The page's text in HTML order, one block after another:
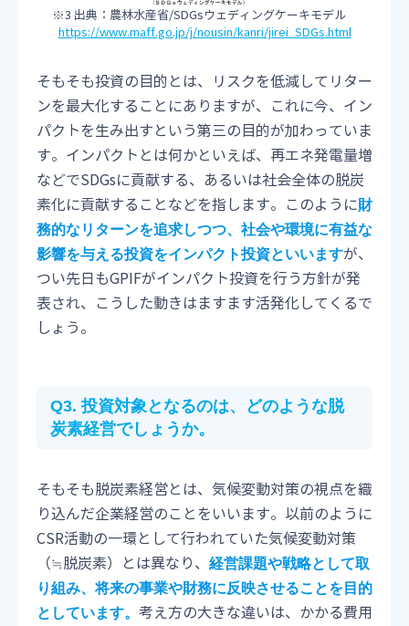
※3 出典：農林水産省/SDGsウェディングケーキモデル
https://www.maff.go.jp/j/nousin/kanri/jirei_SDGs.html
そもそも投資の目的とは、リスクを低減してリター
ンを最大化することにありますが、これに今、イン
パクトを生み出すという第三の目的が加わっていま
す。インパクトとは何かといえば、再エネ発電量増
などでSDGsに貢献する、あるいは社会全体の脱炭
素化に貢献することなどを指します。このように財
務的なリターンを追求しつつ、社会や環境に有益な
影響を与える投資をインパクト投資といいますが、
つい先日もGPIFがインパクト投資を行う方針が発
表され、こうした動きはますます活発化してくるで
しょう。
Q3. 投資対象となるのは、どのような脱
炭素経営でしょうか。
そもそも脱炭素経営とは、気候変動対策の視点を織
り込んだ企業経営のことをいいます。以前のように
CSR活動の一環として行われていた気候変動対策
（≒脱炭素）とは異なり、 経営課題や戦略として取
り組み、将来の事業や財務に反映させることを目的
としています。 考え方の大きな違いは、かかる費用